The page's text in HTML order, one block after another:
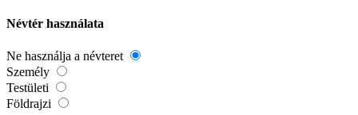
Névtér használata
Ne használja a névteret
Személy
Testületi
Földrajzi